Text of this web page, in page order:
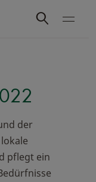
der
pflegt ein